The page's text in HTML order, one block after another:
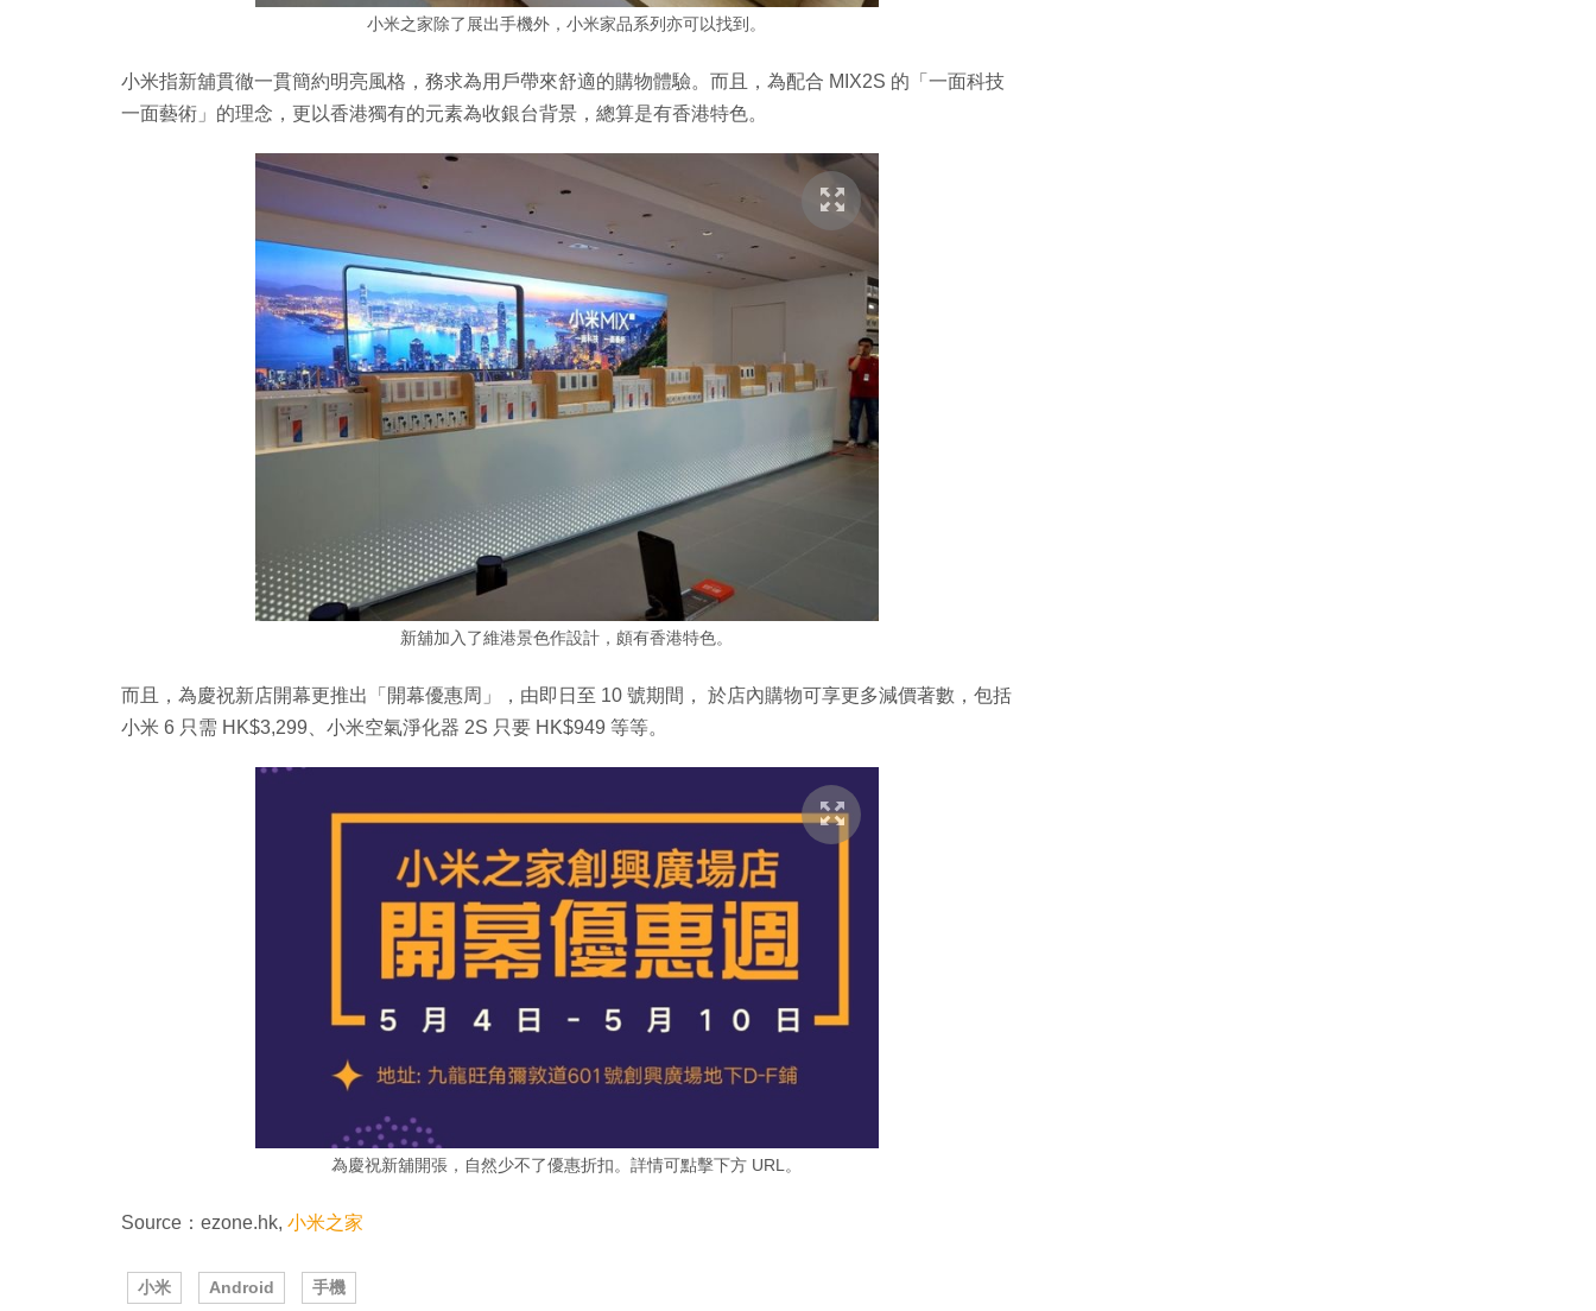
小米之家除了展出手機外，小米家品系列亦可以找到。
小米指新舖貫徹一貫簡約明亮風格，務求為用戶帶來舒適的購物體驗。而且，為配合 MIX2S 的「一面科技
一面藝術」的理念，更以香港獨有的元素為收銀台背景，總算是有香港特色。
新舖加入了維港景色作設計，頗有香港特色。
而且，為慶祝新店開幕更推出「開幕優惠周」，由即日至 10 號期間， 於店內購物可享更多減價著數，包括
小米 6 只需 HK$3,299、小米空氣淨化器 2S 只要 HK$949 等等。
為慶祝新舖開張，自然少不了優惠折扣。詳情可點擊下方 URL。
Source：ezone.hk, 小米之家
小米 Android 手機